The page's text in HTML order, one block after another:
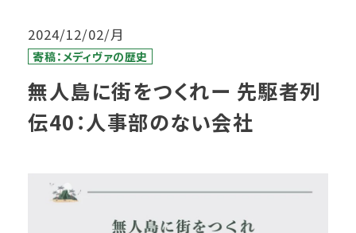
2024/12/02/月
寄稿：メディヴァの歴史
無人島に街をつくれー 先駆者列
伝40：人事部のない会社